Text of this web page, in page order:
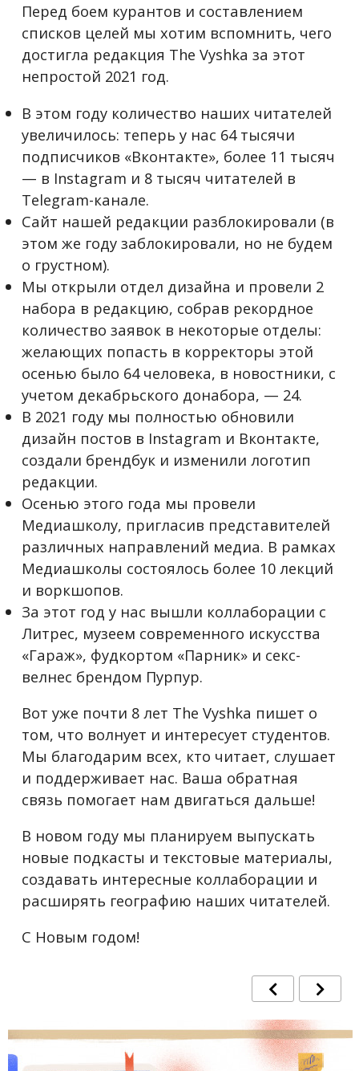
Перед боем курантов и составлением
списков целей мы хотим вспомнить, чего
достигла редакция The Vyshka за этот
непростой 2021 год.
В этом году количество наших читателей
увеличилось: теперь у нас 64 тысячи
подписчиков «Вконтакте», более 11 тысяч
— в Instagram и 8 тысяч читателей в
Telegram-канале.
Сайт нашей редакции разблокировали (в
этом же году заблокировали, но не будем
о грустном).
Мы открыли отдел дизайна и провели 2
набора в редакцию, собрав рекордное
количество заявок в некоторые отделы:
желающих попасть в корректоры этой
осенью было 64 человека, в новостники, с
учетом декабрьского донабора, — 24.
В 2021 году мы полностью обновили
дизайн постов в Instagram и Вконтакте,
создали брендбук и изменили логотип
редакции.
Осенью этого года мы провели
Медиашколу, пригласив представителей
различных направлений медиа. В рамках
Медиашколы состоялось более 10 лекций
и воркшопов.
За этот год у нас вышли коллаборации с
Литрес, музеем современного искусства
«Гараж», фудкортом «Парник» и секс-
велнес брендом Пурпур.
Вот уже почти 8 лет The Vyshka пишет о
том, что волнует и интересует студентов.
Мы благодарим всех, кто читает, слушает
и поддерживает нас. Ваша обратная
связь помогает нам двигаться дальше!
В новом году мы планируем выпускать
новые подкасты и текстовые материалы,
создавать интересные коллаборации и
расширять географию наших читателей.
С Новым годом!